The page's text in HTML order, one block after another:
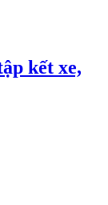
kết xe,